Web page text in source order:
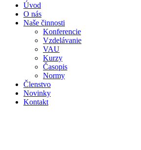
Úvod
O nás
Naše činnosti
Konferencie
Vzdelávanie
VAU
Kurzy
Časopis
Normy
Členstvo
Novinky
Kontakt